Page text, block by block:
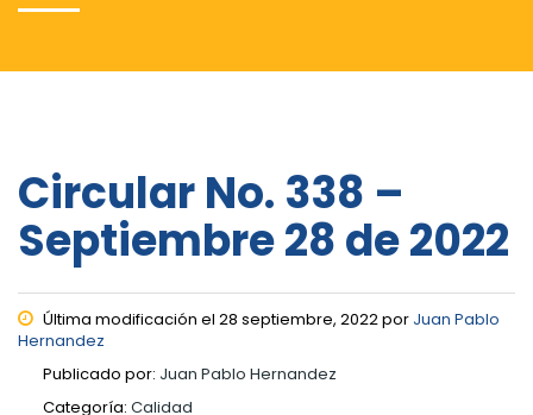
Circular No. 338 –
Septiembre 28 de 2022
Última modificación el 28 septiembre, 2022 por Juan Pablo
Hernandez
Publicado por: Juan Pablo Hernandez
Categoría: Calidad